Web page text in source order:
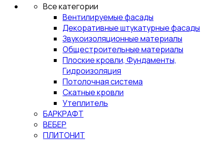
Все категории
Вентилируемые фасады
Декоративные штукатурные фасады
Звукоизоляционные материалы
Общестроительные материалы
Плоские кровли, Фундаменты,
Гидроизоляция
Потолочная система
Скатные кровли
Утеплитель
БАРКРАФТ
ВЕБЕР
ПЛИТОНИТ